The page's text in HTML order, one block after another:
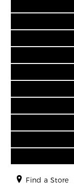
▶ ウィ
折
Find a Store